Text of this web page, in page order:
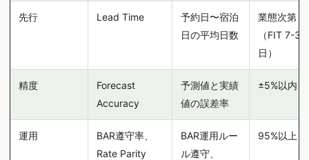
先行 Lead Time
予約日〜宿泊
日の平均日数
業態次第
（FIT 7-30
日）
精度
Forecast
Accuracy
予測値と実績
値の誤差率
±5%以内
運用
BAR遵守率、
Rate Parity
BAR運用ルー
ル遵守、
95%以上